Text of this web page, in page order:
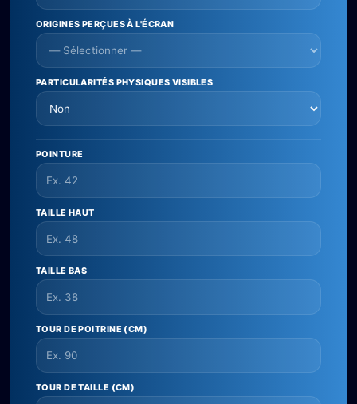
ORIGINES PERÇUES À L'ÉCRAN
PARTICULARITÉS PHYSIQUES VISIBLES
POINTURE
TAILLE HAUT
TAILLE BAS
TOUR DE POITRINE (CM)
TOUR DE TAILLE (CM)